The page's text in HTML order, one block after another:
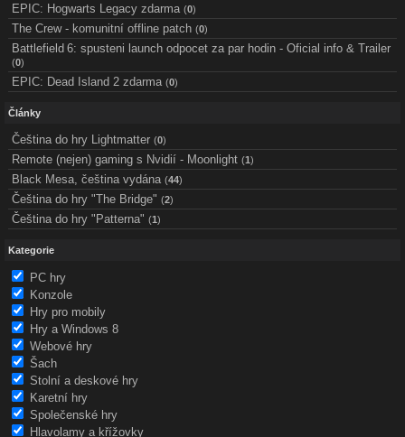
EPIC: Hogwarts Legacy zdarma (0)
The Crew - komunitní offline patch (0)
Battlefield 6: spusteni launch odpocet za par hodin - Oficial info & Trailer
(0)
EPIC: Dead Island 2 zdarma (0)
Články
Čeština do hry Lightmatter (0)
Remote (nejen) gaming s Nvidií - Moonlight (1)
Black Mesa, čeština vydána (44)
Čeština do hry "The Bridge" (2)
Čeština do hry "Patterna" (1)
Kategorie
PC hry
Konzole
Hry pro mobily
Hry a Windows 8
Webové hry
Šach
Stolní a deskové hry
Karetní hry
Společenské hry
Hlavolamy a křížovky